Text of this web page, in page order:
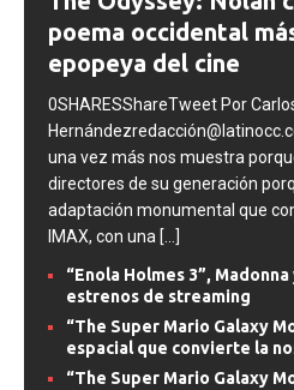
The Odyssey: Nolan
poema occidental
epopeya del cine
0SHARESShareTweet Por Carlos
una vez más nos muestra
directores de su generación
adaptación monumental que
[...]
“Enola Holmes 3”, Madonna
estrenos de streaming
“The Super Mario Galaxy
espacial que convierte la